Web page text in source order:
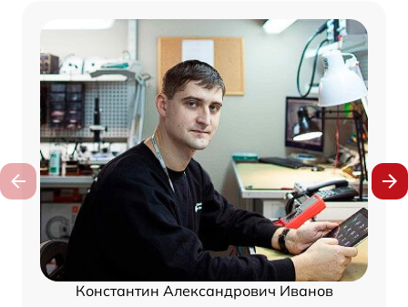
Константин Александрович Иванов